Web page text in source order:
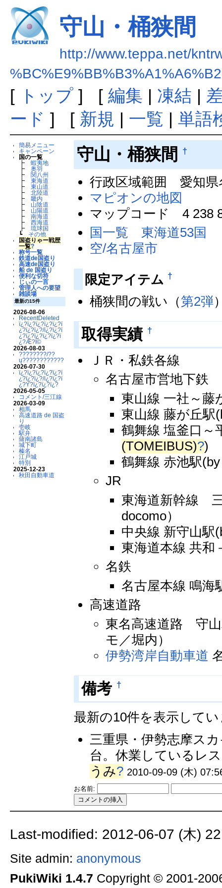
守山・桶狭間
http://www.teppa.net/
[ トップ] [ 編集 | 凍結 |
ード ] [ 新規 | 一覧 | 単語
簡易メニュー
キャンペーン
国の一覧
┣蝦夷地
┣奥羽
┣ 関八州
┣東海道
┣東山道
┣北陸道
┣畿内
┣ 山陰道
┣ 山陽道
┣南海道
┣西海道
┣琉球国
┗ その他
国盗りゃー戦歴
一覧?
称号一覧
鉄道de国盗り
高速de国盗り
船 de 国盗り
便利な切符
じぃの一言
管理人への要望
雑談場
最新の15件
2026-08-06
RecentDeleted
ï¿?ï¿?ï¿?ï¿?ï¿?ï
¿?ï¿?ï¿?/ï¿?ï¿?ï
¿?ï¿?ï¿?ï¿?ï¿?ï
¿?Æ?Ï©
2026-08-03
????????/??
ų????????????
2026-07-30
ï¿?ï¿?ï¿?ï¿?ï¿?ï
¿?ï¿?ï¿?/ï¿?ï¿?ï
¿?Ý?ï¿?ï¿?ï¿?
2026-05-05
コメント/三江線
2026-03-09
相馬
高速道路 de 国盗
り
壱岐
駅弁
薩南諸島
城下町
榛名
江戸城
特別
2025-12-23
秋田自動車道
守山・桶狭間 †
行政区域範囲 愛知県
マピオンの地図
マップコード 4 238
国一覧 東海道53国
空/名古屋市
限定アイテム †
桶狭間の戦い（第2弾
取得実績 †
ＪＲ・私鉄各線
名古屋市営地下鉄
東山線 一社～藤
東山線 藤が丘駅
鶴舞線 塩釜口～
(TOMEIBUS)?)
鶴舞線 赤池駅
JR
東海道新幹線
docomo）
中央線 新守山駅
東海道本線 共和
名鉄
名古屋本線 鳴海
高速道路
東名高速道路 守
モ／堀内）
伊勢湾岸自動車道
備考 †
最新の10件を表示して
三重県・伊勢志摩ス
台。休業しているレ
うみ? 2010-09-09 (木)
お名前:
Last-modified: 2012-06-07 (木)
Site admin: anonymous
PukiWiki 1.4.7 Copyright © 2001-